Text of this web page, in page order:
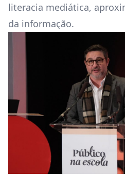
literacia mediática,
da informação.